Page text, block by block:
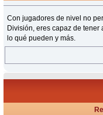
Con jugadores de nivel no
División, eres capaz de
lo qué pueden y más.